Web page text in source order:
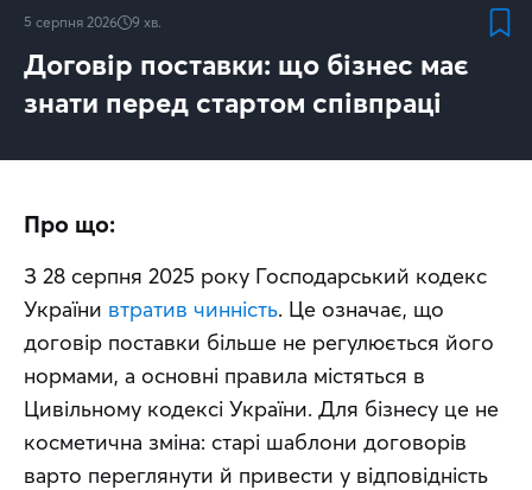
5 серпня 2026 9 хв.
Договір поставки: що бізнес має
знати перед стартом співпраці
Про що:
З 28 серпня 2025 року Господарський кодекс
України втратив чинність. Це означає, що
договір поставки більше не регулюється його
нормами, а основні правила містяться в
Цивільному кодексі України. Для бізнесу це не
косметична зміна: старі шаблони договорів
варто переглянути й привести у відповідність